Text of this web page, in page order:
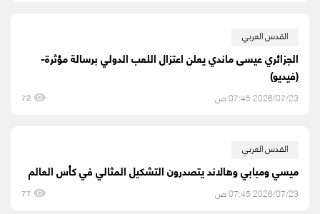
القدس العربي
الجزائري عيسى ماندي يعلن اعتزال اللعب الدولي برسالة مؤثرة-
(فيديو)
2026/07/23 07:45 ص 72
القدس العربي
ميسي ومبابي وهالاند يتصدرون التشكيل المثالي في كأس العالم
2026/07/23 07:45 ص 77